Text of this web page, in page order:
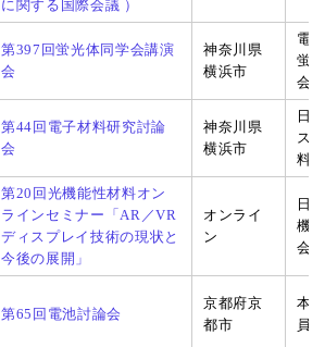
に関する国際会議 ）
第397回蛍光体同学会講演
会
神奈川県
横浜市
電
蛍
会
第44回電子材料研究討論
会
神奈川県
横浜市
日
ス
料
第20回光機能性材料オン
ラインセミナー「AR／VR
ディスプレイ技術の現状と
今後の展開」
オンライ
ン
日
機
会
第65回電池討論会
京都府京
都市
本
員